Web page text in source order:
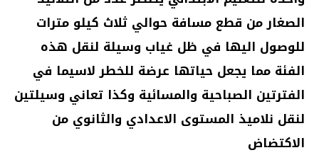
الصغار من قطع مسافة حوالي ثلاث كيلو مترات
للوصول اليها في ظل غياب وسيلة لنقل هذه
الفئة مما يجعل حياتها عرضة للخطر لاسيما في
الفترتين الصباحية والمسائية وكذا تعاني وسيلتين
لنقل نلاميذ المستوى الاعدادي والثانوي من
الاكتضاض